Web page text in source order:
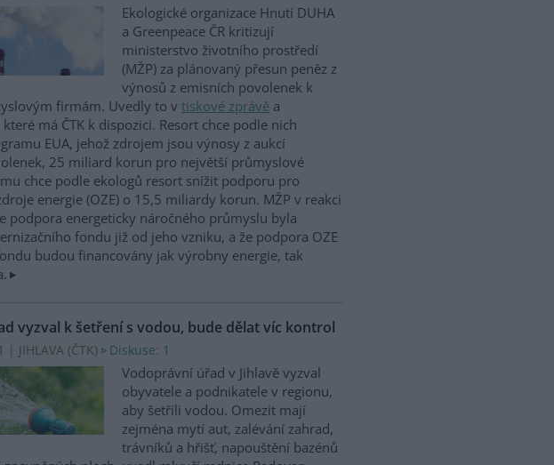
Ekologické organizace Hnutí DUHA
a Greenpeace ČR kritizují
ministerstvo životního prostředí
(MŽP) za plánovaný přesun peněz z
výnosů z emisních povolenek k
firmám. Uvedly to v tiskové zprávě a
má ČTK k dispozici. Resort chce podle nich
EUA, jehož zdrojem jsou výnosy z aukcí
25 miliard korun pro největší průmyslové
chce podle ekologů resort snížit podporu pro
energie (OZE) o 15,5 miliardy korun. MŽP v reakci
podpora energeticky náročného průmyslu byla
fondu již od jeho vzniku, a že podpora OZE
budou financovány jak výrobny energie, tak
vyzval k šetření s vodou, bude dělat víc kontrol
| JIHLAVA (ČTK) Diskuse: 1
Vodoprávní úřad v Jihlavě vyzval
obyvatele a podnikatele v regionu,
aby šetřili vodou. Omezit mají
zejména mytí aut, zalévání zahrad,
trávníků a hřišť, napouštění bazénů